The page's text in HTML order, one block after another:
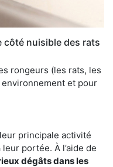
côté nuisible des rats
rongeurs (les rats, les
et pour
principale activité
portée. À l’aide de
dégâts dans les